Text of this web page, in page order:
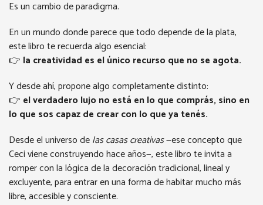
Es un cambio de paradigma.
En un mundo donde parece que todo depende de la plata,
este libro te recuerda algo esencial:
👉 la creatividad es el único recurso que no se agota.
Y desde ahí, propone algo completamente distinto:
👉 el verdadero lujo no está en lo que comprás, sino en
lo que sos capaz de crear con lo que ya tenés.
Desde el universo delas casas creativas—ese concepto que
Ceci viene construyendo hace años—, este libro te invita a
romper con la lógica de la decoración tradicional, lineal y
excluyente, para entrar en una forma de habitar mucho más
libre, accesible y consciente.